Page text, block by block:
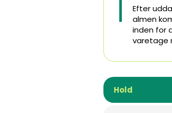
Efter
almen
inden for
varetage
Hold